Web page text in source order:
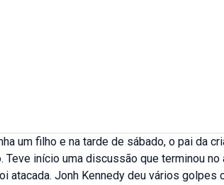
um filho e na tarde de sábado, o pai da
Teve início uma discussão que terminou
atacada. Jonh Kennedy deu vários golpes